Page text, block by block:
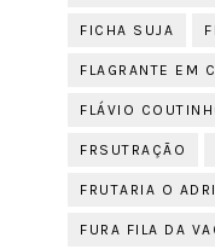
FICHA SUJA
FLAGRANTE EM
FLÁVIO
FRSUTRAÇÃO
FRUTARIA O
FURA FILA DA